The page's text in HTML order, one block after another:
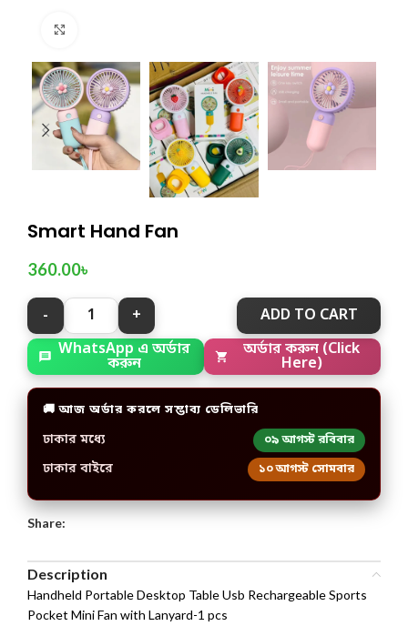
Smart Hand Fan
360.00৳
ADD TO CART
WhatsApp এ অর্ডার
করুন
অর্ডার করুন (Click
Here)
🚚 আজ অর্ডার করলে সম্ভাব্য ডেলিভারি
ঢাকার মধ্যে ০৯ আগস্ট রবিবার
ঢাকার বাইরে ১০ আগস্ট সোমবার
Share:
Description
Handheld Portable Desktop Table Usb Rechargeable Sports
Pocket Mini Fan with Lanyard-1 pcs